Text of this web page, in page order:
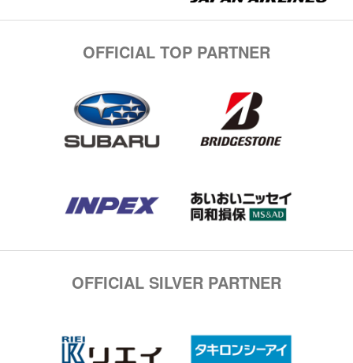
OFFICIAL TOP PARTNER
OFFICIAL SILVER PARTNER